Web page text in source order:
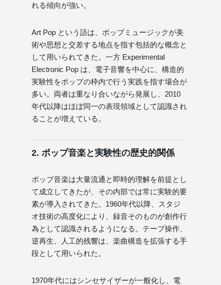
れる傾向が強い。
Art Pop という語は、ポップミュージックが美
術や思想と交差する地点を指す包括的な概念と
して用いられてきた。一方 Experimental
Electronic Pop は、電子音響を中心に、構造的
実験性をポップの枠内で行う実践を指す場合が
多い。両者は重なり合いながら発展し、2010
年代以降はほぼ同一の表現領域として認識され
ることが増えている。
2. ポップ音楽と実験性の歴史的関係
ポップ音楽は大量流通と即時的理解を前提とし
て成立してきたが、その内部では常に実験的要
素が導入されてきた。1960年代以降、スタジ
オ技術の高度化により、録音そのものが創作行
為として認識されるようになる。テープ操作、
逆再生、人工的残響は、楽曲構造を拡張する手
段として用いられた。
1970年代にはシンセサイザーが一般化し、電